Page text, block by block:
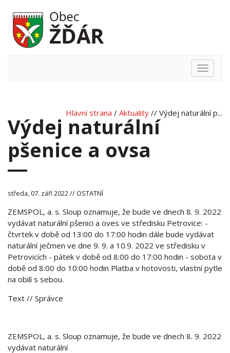
Hlavní
Hlavní strana / Aktuality // Výdej naturální p...
Výdej naturální
pšenice a ovsa
středa, 07. září 2022 // OSTATNÍ
ZEMSPOL, a. s. Sloup oznamuje, že bude ve dnech 8. 9. 2022
vydávat naturální pšenici a oves ve středisku Petrovice: -
čtvrtek v době od 13:00 do 17:00 hodin dále bude vydávat
naturální ječmen ve dne 9. 9. a 10.9. 2022 ve středisku v
Petrovicích - pátek v době od 8:00 do 17:00 hodin - sobota v
době od 8:00 do 10:00 hodin Platba v hotovosti, vlastní pytle
na obilí s sebou.
Text // Správce
ZEMSPOL, a. s. Sloup oznamuje, že bude ve dnech 8. 9. 2022
vydávat naturální